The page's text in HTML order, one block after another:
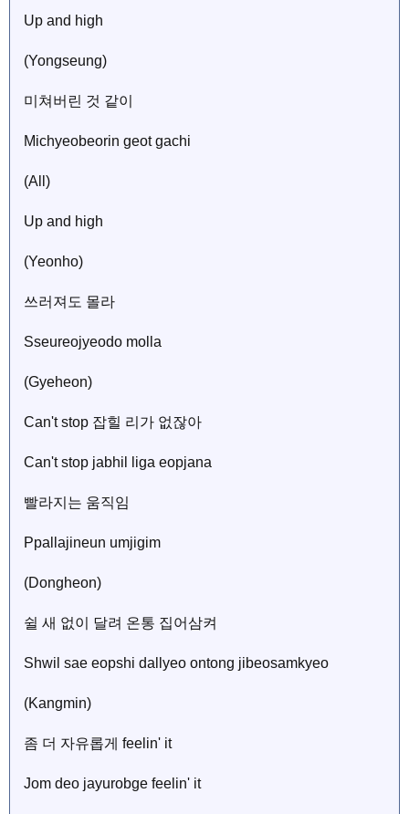
Up and high
(Yongseung)
미쳐버린 것 같이
Michyeobeorin geot gachi
(All)
Up and high
(Yeonho)
쓰러져도 몰라
Sseureojyeodo molla
(Gyeheon)
Can't stop 잡힐 리가 없잖아
Can't stop jabhil liga eopjana
빨라지는 움직임
Ppallajineun umjigim
(Dongheon)
쉴 새 없이 달려 온통 집어삼켜
Shwil sae eopshi dallyeo ontong jibeosamkyeo
(Kangmin)
좀 더 자유롭게 feelin' it
Jom deo jayurobge feelin' it